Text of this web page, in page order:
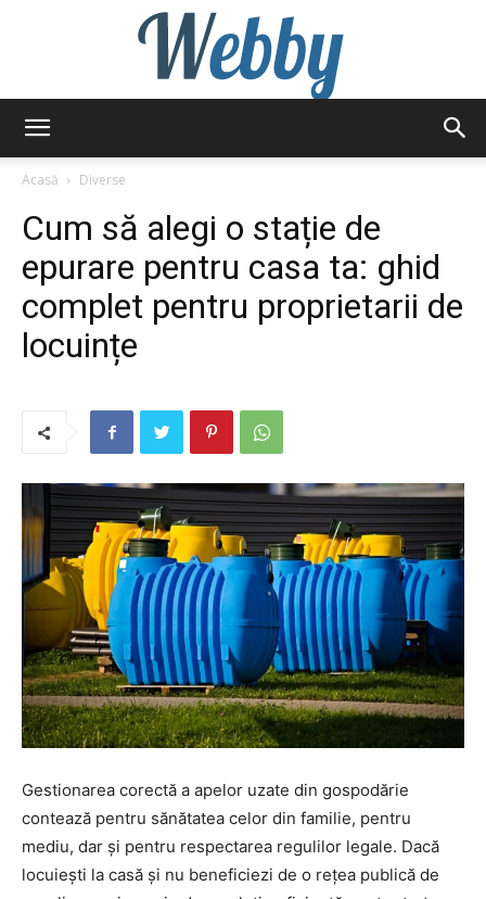
Acasă
Diverse
Cum să alegi o stație de
epurare pentru casa ta: ghid
complet pentru proprietarii de
locuințe
Gestionarea corectă a apelor uzate din gospodărie
contează pentru sănătatea celor din familie, pentru
mediu, dar și pentru respectarea regulilor legale. Dacă
locuiești la casă și nu beneficiezi de o rețea publică de